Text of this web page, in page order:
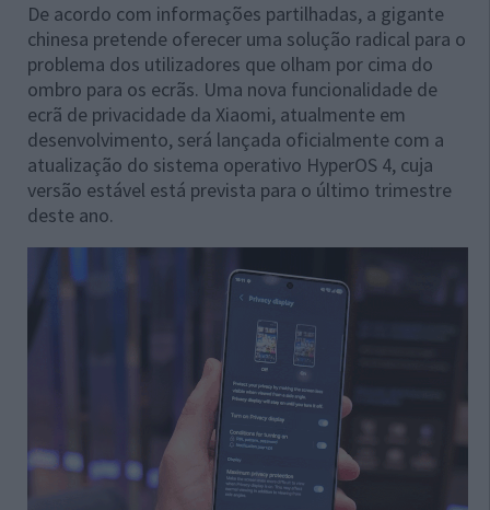
De acordo com informações partilhadas, a gigante
chinesa pretende oferecer uma solução radical para o
problema dos utilizadores que olham por cima do
ombro para os ecrãs. Uma nova funcionalidade de
ecrã de privacidade da Xiaomi, atualmente em
desenvolvimento, será lançada oficialmente com a
atualização do sistema operativo HyperOS 4, cuja
versão estável está prevista para o último trimestre
deste ano.